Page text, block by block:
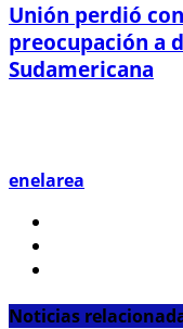
Unión perdió
preocupación a
Sudamericana
enelarea
Noticias